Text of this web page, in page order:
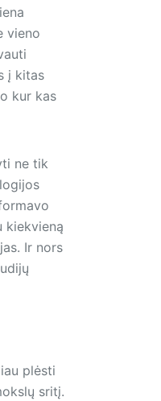
vieno
į kitas
kur kas
ne tik
kiekvieną
Ir nors
plėsti
sritį.